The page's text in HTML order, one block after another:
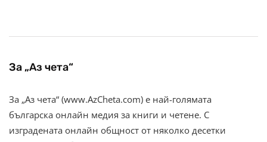
За „Аз чета“
За „Аз чета“ (www.AzCheta.com) е най-голямата
българска онлайн медия за книги и четене. С
изградената онлайн общност от няколко десетки